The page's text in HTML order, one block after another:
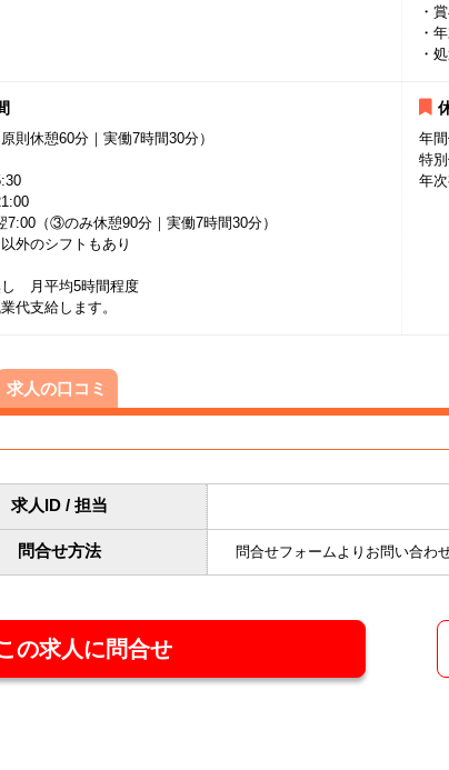
・
・
・
則休憩60分｜実働7時間30分）
（③のみ休憩90分｜実働7時間30分）
外のシフトもあり
し 月平均5時間程度
代支給します。
年
特
年
求人の口コミ
求人ID / 担当
問合せ方法 問合せフォームよりお問い合わ
の求人に問合せ